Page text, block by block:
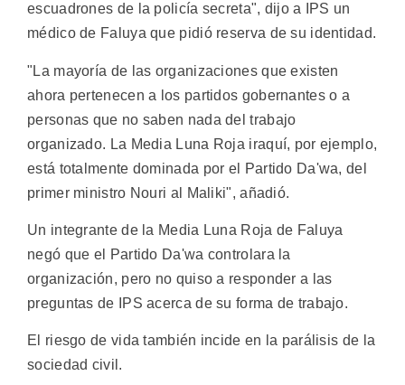
escuadrones de la policía secreta", dijo a IPS un
médico de Faluya que pidió reserva de su identidad.
"La mayoría de las organizaciones que existen
ahora pertenecen a los partidos gobernantes o a
personas que no saben nada del trabajo
organizado. La Media Luna Roja iraquí, por ejemplo,
está totalmente dominada por el Partido Da'wa, del
primer ministro Nouri al Maliki", añadió.
Un integrante de la Media Luna Roja de Faluya
negó que el Partido Da'wa controlara la
organización, pero no quiso a responder a las
preguntas de IPS acerca de su forma de trabajo.
El riesgo de vida también incide en la parálisis de la
sociedad civil.